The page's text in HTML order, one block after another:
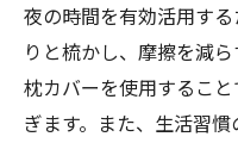
夜の時間を有効活用す
りと梳かし、摩擦を減
枕カバーを使用するこ
ぎます。また、生活習